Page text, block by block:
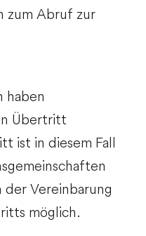
zum Abruf zur
haben
Übertritt
ist in diesem Fall
der Vereinbarung
möglich.